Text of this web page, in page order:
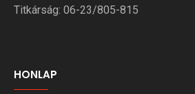
Titkárság: 06-23/805-815
HONLAP